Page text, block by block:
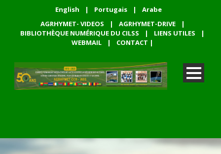
English | Portugais |
Arabe
AGRHYMET- VIDEOS
| AGRHYMET-DRIVE
|
BIBLIOTHÈQUE NUMÉRIQUE DU CILSS
| LIENS UTILES
|
WEBMAIL
| CONTACT |